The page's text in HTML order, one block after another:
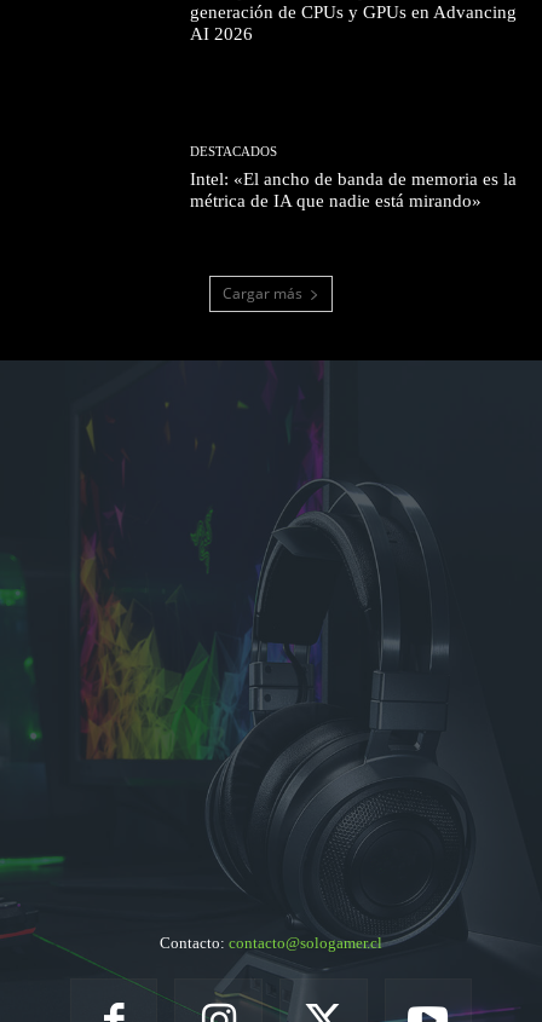
generación de CPUs y GPUs en Advancing
AI 2026
DESTACADOS
Intel: «El ancho de banda de memoria es la
métrica de IA que nadie está mirando»
Cargar más
Contacto: contacto@sologamer.cl